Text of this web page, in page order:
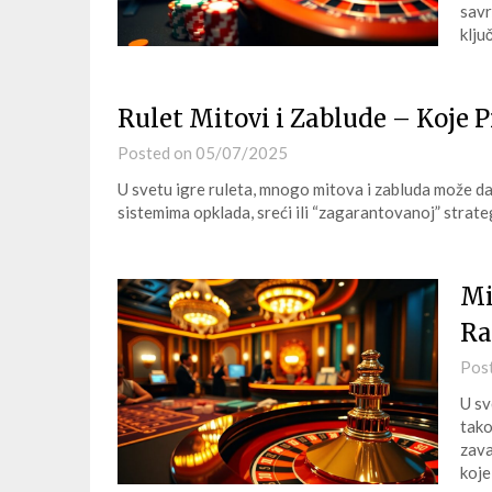
Rulet Mitovi i Zablude – Koje
Posted on 05/07/2025
U svetu igre ruleta, mnogo mitova i zabluda može
sistemima opklada, sreći ili “zagarantovanoj”
U